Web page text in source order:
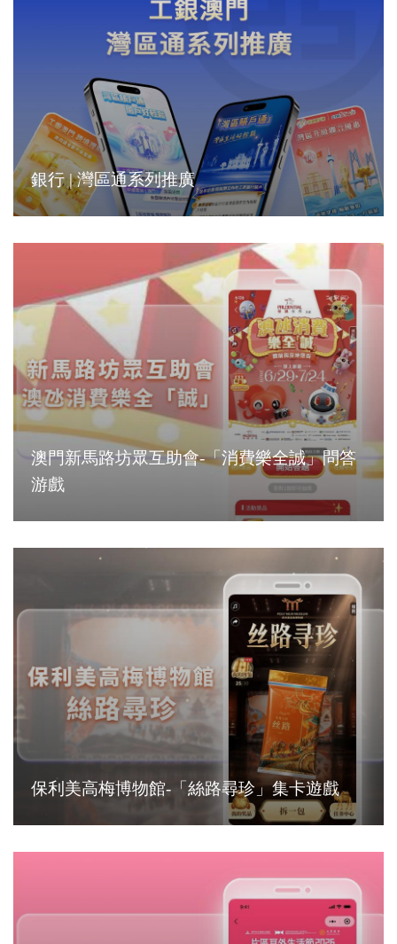
銀行 | 灣區通系列推廣
澳門新馬路坊眾互助會-「消費樂全誠」問答
游戲
保利美高梅博物館-「絲路尋珍」集卡遊戲